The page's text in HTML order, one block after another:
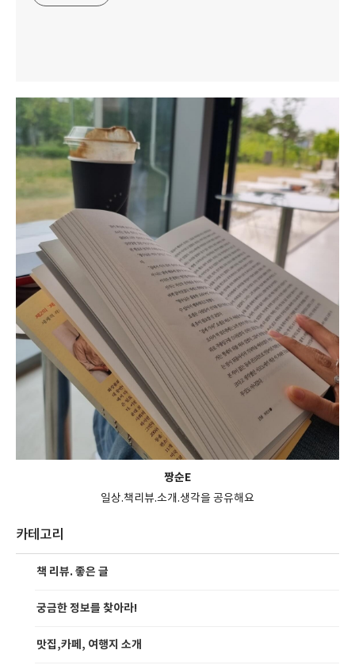
짱순E
일상.책리뷰.소개.생각을 공유해요
카테고리
책 리뷰. 좋은 글
궁금한 정보를 찾아라!
맛집,카페, 여행지 소개